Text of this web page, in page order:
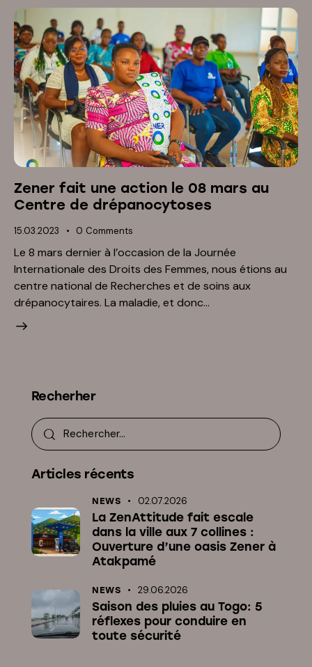
Zener fait une action le 08 mars au
Centre de drépanocytoses
15.03.2023 0 Comments
Le 8 mars dernier à l’occasion de la Journée
Internationale des Droits des Femmes, nous étions au
centre national de Recherches et de soins aux
drépanocytaires. La maladie, et donc…
Recherher
Articles récents
NEWS 02.07.2026
La ZenAttitude fait escale
dans la ville aux 7 collines :
Ouverture d’une oasis Zener à
Atakpamé
NEWS 29.06.2026
Saison des pluies au Togo: 5
réflexes pour conduire en
toute sécurité